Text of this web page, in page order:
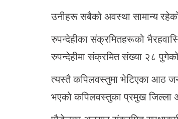
उनीहरू सबैको अवस्था सामान्य
रुपन्देहीका संक्रमितहरूको
रुपन्देहीमा संक्रमित संख्या २८
त्यस्तै कपिलवस्तुमा भेटिएका आठ
भएको कपिलवस्तुका प्रमुख जिल्ला